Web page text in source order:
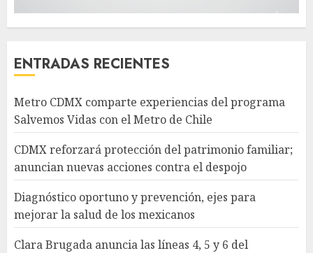
ENTRADAS RECIENTES
Metro CDMX comparte experiencias del programa
Salvemos Vidas con el Metro de Chile
CDMX reforzará protección del patrimonio familiar;
anuncian nuevas acciones contra el despojo
Diagnóstico oportuno y prevención, ejes para
mejorar la salud de los mexicanos
Clara Brugada anuncia las líneas 4, 5 y 6 del